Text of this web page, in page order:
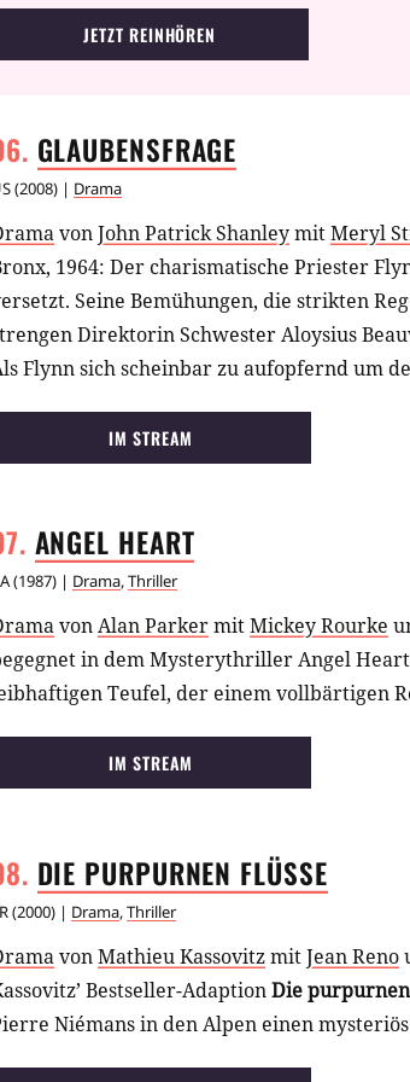
JETZT REINHÖREN
GLAUBENSFRAGE
(2008) | Drama
vonJohn Patrick ShanleymitMeryl
1964: Der charismatische Priester
Seine Bemühungen, die strikten
Direktorin Schwester Aloysius
Flynn sich scheinbar zu aufopfernd um
Schwester James ein dunkler Verdacht.
persönlichen Feldzug gegen den
Justiz in einer von Vorurteilen
IM STREAM
ANGEL HEART
(1987) | Drama,Thriller
vonAlan ParkermitMickey Rourke
in dem Mysterythriller Angel
Teufel, der einem vollbärtigen
IM STREAM
DIE PURPURNEN FLÜSSE
(2000) | Drama,Thriller
vonMathieu KassovitzmitJean Reno
Bestseller-AdaptionDie purpurnen
Niémans in den Alpen einen